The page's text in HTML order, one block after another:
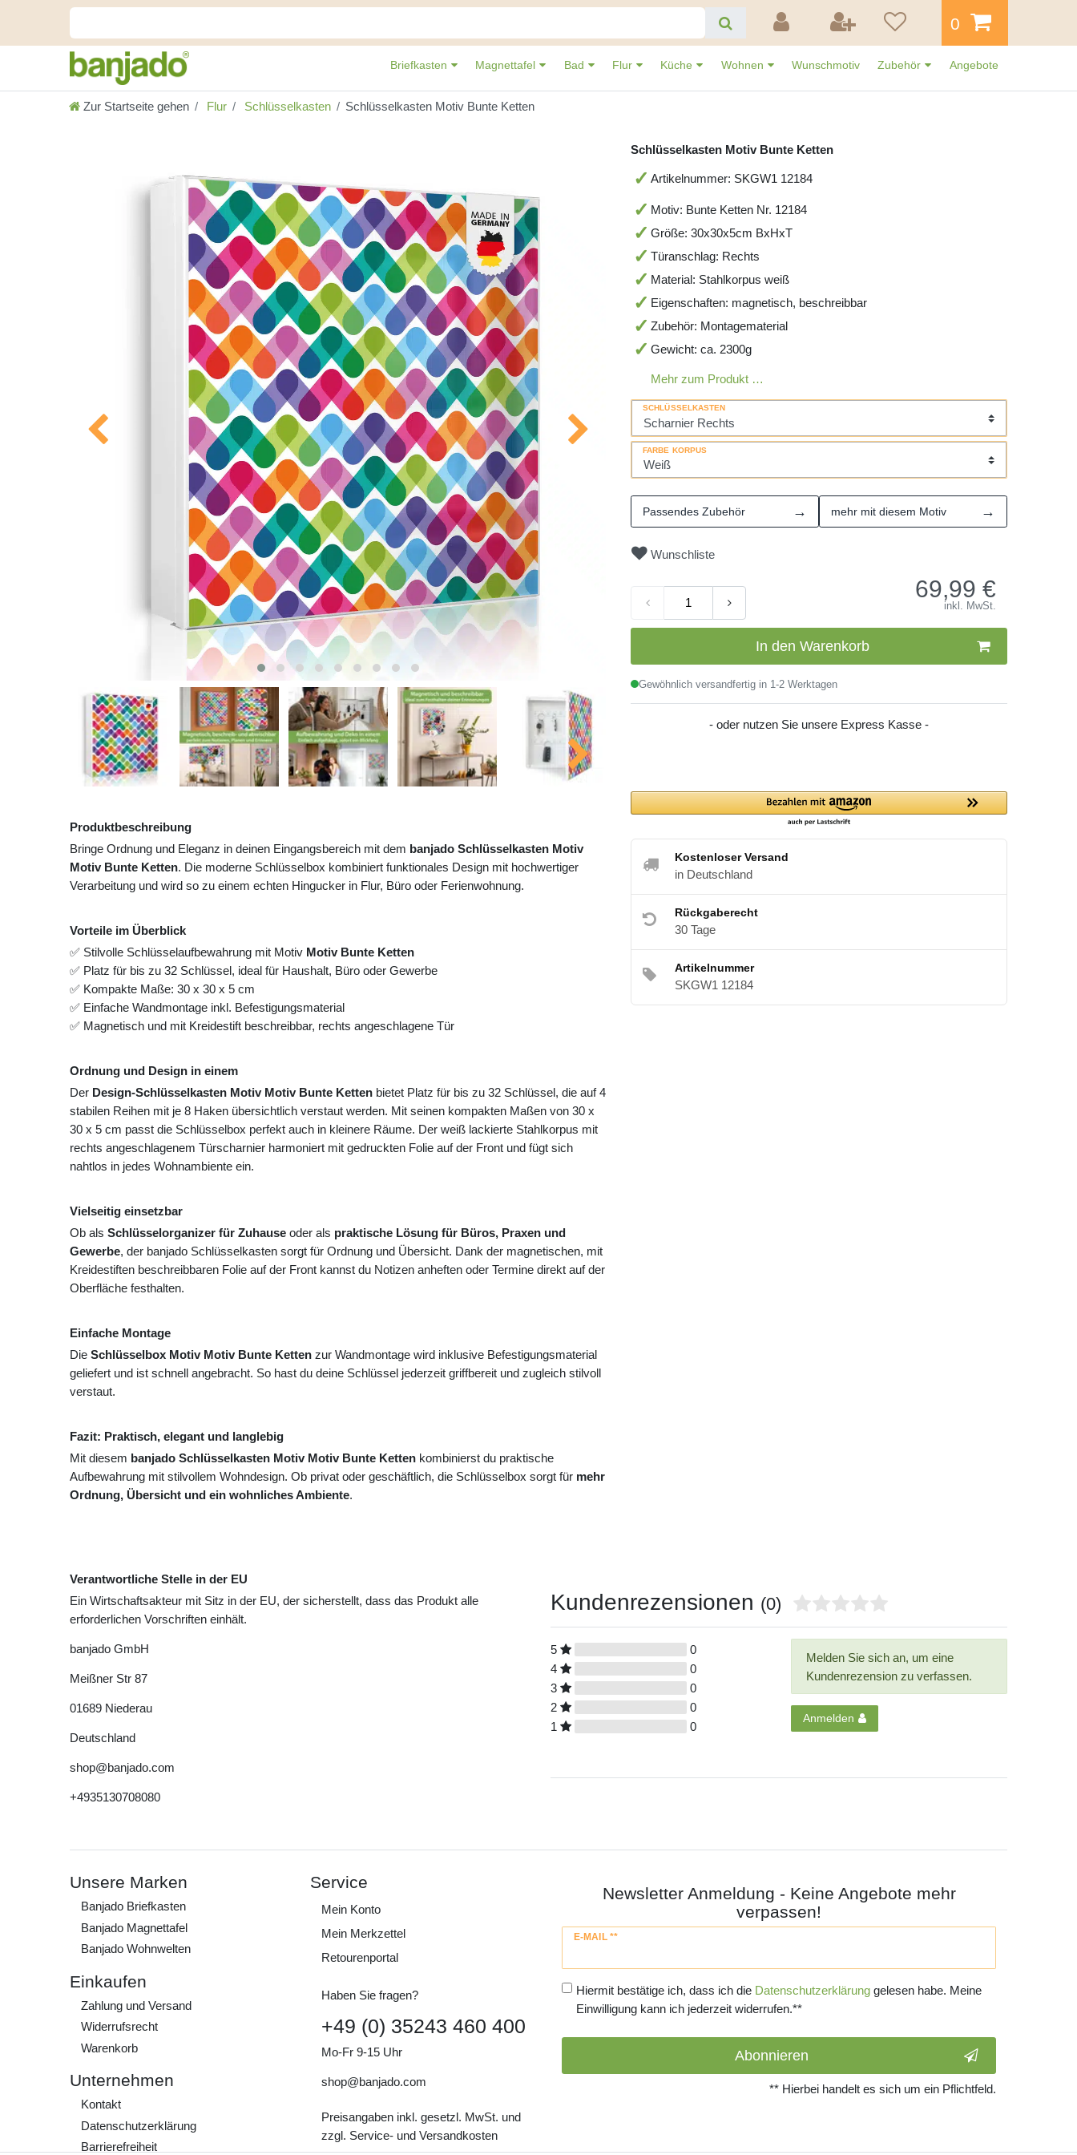
0
Briefkasten Magnettafel Bad Flur Küche Wohnen Wunschmotiv Zubehör Angebote
Zur Startseite gehen Flur Schlüsselkasten Schlüsselkasten Motiv Bunte Ketten
Produktbeschreibung
Bringe Ordnung und Eleganz in deinen Eingangsbereich mit dem banjado Schlüsselkasten Motiv
Motiv Bunte Ketten. Die moderne Schlüsselbox kombiniert funktionales Design mit hochwertiger
Verarbeitung und wird so zu einem echten Hingucker in Flur, Büro oder Ferienwohnung.
Vorteile im Überblick
✅ Stilvolle Schlüsselaufbewahrung mit Motiv Motiv Bunte Ketten
✅ Platz für bis zu 32 Schlüssel, ideal für Haushalt, Büro oder Gewerbe
✅ Kompakte Maße: 30 x 30 x 5 cm
✅ Einfache Wandmontage inkl. Befestigungsmaterial
✅ Magnetisch und mit Kreidestift beschreibbar, rechts angeschlagene Tür
Ordnung und Design in einem
Der Design-Schlüsselkasten Motiv Motiv Bunte Ketten bietet Platz für bis zu 32 Schlüssel, die auf 4
stabilen Reihen mit je 8 Haken übersichtlich verstaut werden. Mit seinen kompakten Maßen von 30 x
30 x 5 cm passt die Schlüsselbox perfekt auch in kleinere Räume. Der weiß lackierte Stahlkorpus mit
rechts angeschlagenem Türscharnier harmoniert mit gedruckten Folie auf der Front und fügt sich
nahtlos in jedes Wohnambiente ein.
Vielseitig einsetzbar
Ob als Schlüsselorganizer für Zuhause oder als praktische Lösung für Büros, Praxen und
Gewerbe, der banjado Schlüsselkasten sorgt für Ordnung und Übersicht. Dank der magnetischen, mit
Kreidestiften beschreibbaren Folie auf der Front kannst du Notizen anheften oder Termine direkt auf der
Oberfläche festhalten.
Einfache Montage
Die Schlüsselbox Motiv Motiv Bunte Ketten zur Wandmontage wird inklusive Befestigungsmaterial
geliefert und ist schnell angebracht. So hast du deine Schlüssel jederzeit griffbereit und zugleich stilvoll
verstaut.
Fazit: Praktisch, elegant und langlebig
Mit diesem banjado Schlüsselkasten Motiv Motiv Bunte Ketten kombinierst du praktische
Aufbewahrung mit stilvollem Wohndesign. Ob privat oder geschäftlich, die Schlüsselbox sorgt für mehr
Ordnung, Übersicht und ein wohnliches Ambiente.
Schlüsselkasten Motiv Bunte Ketten
Artikelnummer: SKGW1 12184
Motiv: Bunte Ketten Nr. 12184
Größe: 30x30x5cm BxHxT
Türanschlag: Rechts
Material: Stahlkorpus weiß
Eigenschaften: magnetisch, beschreibbar
Zubehör: Montagematerial
Gewicht: ca. 2300g
Mehr zum Produkt …
SCHLÜSSELKASTEN
FARBE KORPUS
Passendes Zubehör → mehr mit diesem Motiv →
Wunschliste
69,99 €
inkl. MwSt.
In den Warenkorb
Gewöhnlich versandfertig in 1-2 Werktagen
- oder nutzen Sie unsere Express Kasse -
Kostenloser Versand
in Deutschland
Rückgaberecht
30 Tage
Artikelnummer
SKGW1 12184
Verantwortliche Stelle in der EU
Ein Wirtschaftsakteur mit Sitz in der EU, der sicherstellt, dass das Produkt alle
erforderlichen Vorschriften einhält.
banjado GmbH
Meißner Str 87
01689 Niederau
Deutschland
shop@banjado.com
+4935130708080
Kundenrezensionen (0)
5
0
4
0
3
0
2
0
1
0
Melden Sie sich an, um eine
Kundenrezension zu verfassen.
Anmelden
Unsere Marken
Banjado Briefkasten
Banjado Magnettafel
Banjado Wohnwelten
Einkaufen
Zahlung und Versand
Widerrufs­recht
Warenkorb
Unternehmen
Kontakt
Daten­schutz­erklärung
Barrierefreiheit
Service
Mein Konto
Mein Merkzettel
Retourenportal
Haben Sie fragen?
+49 (0) 35243 460 400
Mo-Fr 9-15 Uhr
shop@banjado.com
Preisangaben inkl. gesetzl. MwSt. und
zzgl. Service- und Versandkosten
Newsletter Anmeldung - Keine Angebote mehr
verpassen!
E-MAIL **
Newsletter
Hiermit bestätige ich, dass ich die Daten­schutz­erklärunggelesen habe. Meine
Einwilligung kann ich jederzeit widerrufen.**
Abonnieren
** Hierbei handelt es sich um ein Pflichtfeld.